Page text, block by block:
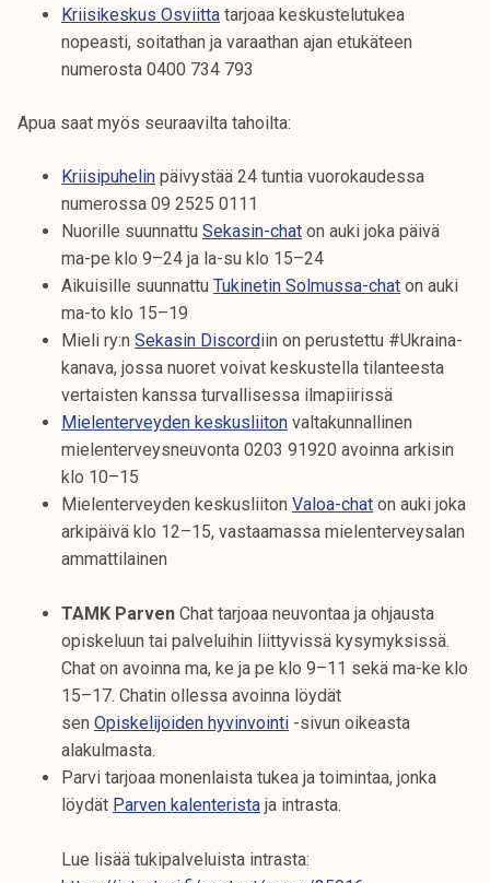
Kriisikeskus Osviitta tarjoaa keskustelutukea
nopeasti, soitathan ja varaathan ajan etukäteen
numerosta 0400 734 793
Apua saat myös seuraavilta tahoilta:
Kriisipuhelin päivystää 24 tuntia vuorokaudessa
numerossa 09 2525 0111
Nuorille suunnattu Sekasin-chat on auki joka päivä
ma-pe klo 9–24 ja la-su klo 15–24
Aikuisille suunnattu Tukinetin Solmussa-chat on auki
ma-to klo 15–19
Mieli ry:n Sekasin Discordiin on perustettu #Ukraina-
kanava, jossa nuoret voivat keskustella tilanteesta
vertaisten kanssa turvallisessa ilmapiirissä
Mielenterveyden keskusliiton valtakunnallinen
mielenterveysneuvonta 0203 91920 avoinna arkisin
klo 10–15
Mielenterveyden keskusliiton Valoa-chat on auki joka
arkipäivä klo 12–15, vastaamassa mielenterveysalan
ammattilainen
TAMK Parven Chat tarjoaa neuvontaa ja ohjausta
opiskeluun tai palveluihin liittyvissä kysymyksissä.
Chat on avoinna ma, ke ja pe klo 9–11 sekä ma-ke klo
15–17. Chatin ollessa avoinna löydät
sen Opiskelijoiden hyvinvointi -sivun oikeasta
alakulmasta.
Parvi tarjoaa monenlaista tukea ja toimintaa, jonka
löydät Parven kalenterista ja intrasta.
Lue lisää tukipalveluista intrasta: